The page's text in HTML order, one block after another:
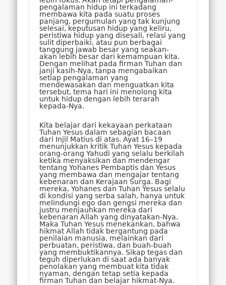
pengalaman hidup ini terkadang
membawa kita pada suatu proses
panjang, pergumulan yang tak kunjung
selesai, keputusan hidup yang keliru,
peristiwa hidup yang disesali, relasi yang
sulit diperbaiki, atau pun berbagai
tanggung jawab besar yang seakan-
akan lebih besar dari kemampuan kita.
Dengan melihat pada firman Tuhan dan
janji kasih-Nya, tanpa mengabaikan
setiap pengalaman yang
mendewasakan dan menguatkan kita
tersebut, tema hari ini menolong kita
untuk hidup dengan lebih terarah
kepada-Nya.
Kita belajar dari kekayaan perkataan
Tuhan Yesus dalam sebagian bacaan
dari Injil Matius di atas. Ayat 16–19
menunjukkan kritik Tuhan Yesus kepada
orang-orang Yahudi yang selalu berkilah
ketika menyaksikan dan mendengar
tentang Yohanes Pembaptis dan Yesus
yang membawa dan mengajar tentang
kebenaran dan Kerajaan Surga. Bagi
mereka, Yohanes dan Tuhan Yesus selalu
di kondisi yang serba salah, hanya untuk
melindungi ego dan gengsi mereka dan
justru menjauhkan mereka dari
kebenaran Allah yang dinyatakan-Nya.
Maka Tuhan Yesus menekankan, bahwa
hikmat Allah tidak bergantung pada
penilaian manusia, melainkan dari
perbuatan, peristiwa, dan buah-buah
yang membuktikannya. Sikap tegas dan
teguh diperlukan di saat ada banyak
penolakan yang membuat kita tidak
nyaman, dengan tetap setia kepada
firman Tuhan dan belajar hikmat-Nya.